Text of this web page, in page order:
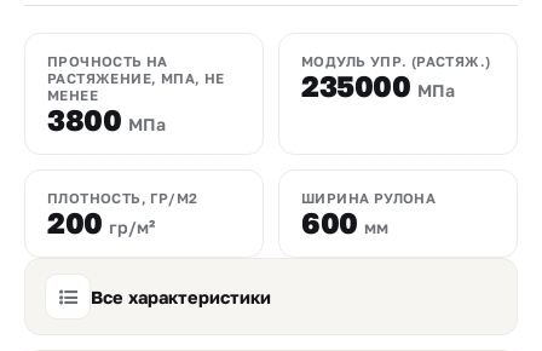
sales@mpkm.org
ПРОЧНОСТЬ НА
РАСТЯЖЕНИЕ, МПА, НЕ
МЕНЕЕ
3800 МПа
МОДУЛЬ УПР. (РАСТЯЖ.)
235000 МПа
ПЛОТНОСТЬ, ГР/М2
200 гр/м²
ШИРИНА РУЛОНА
600 мм
Все характеристики